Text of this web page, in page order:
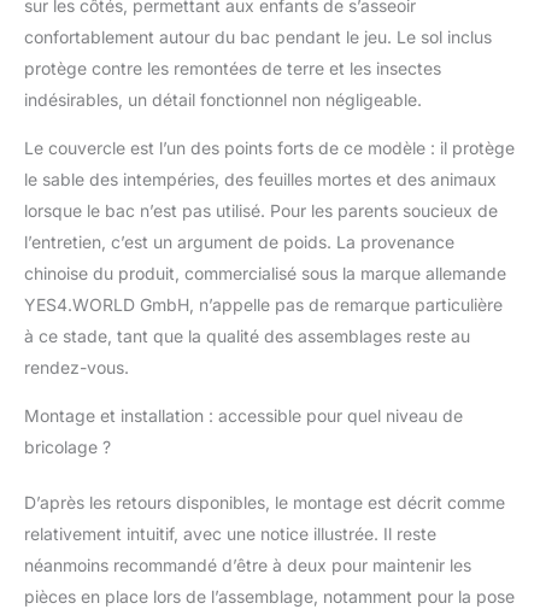
textile cousue à la main
en tissu de qualité
420D Oxford
poche + protection
épais en non-tissé
contre les mauvaises
herbes (80 gr/m²) + 8
fixations, vissages
charnières solides (6
vis chacune,
galvanisées) PRATIQUE
boulons chacun
rabattent pas vers
l'avant, dimensions
intérieures 117x111x17
cm (l x p x h) = env.
sur les côtés, permettant aux enfants de s’asseoir
confortablement autour du bac pendant le jeu. Le sol inclus
protège contre les remontées de terre et les insectes
indésirables, un détail fonctionnel non négligeable.
Le couvercle est l’un des points forts de ce modèle : il protège
le sable des intempéries, des feuilles mortes et des animaux
lorsque le bac n’est pas utilisé. Pour les parents soucieux de
l’entretien, c’est un argument de poids. La provenance
chinoise du produit, commercialisé sous la marque allemande
YES4.WORLD GmbH, n’appelle pas de remarque particulière
à ce stade, tant que la qualité des assemblages reste au
rendez-vous.
Montage et installation : accessible pour quel niveau de
bricolage ?
D’après les retours disponibles, le montage est décrit comme
relativement intuitif, avec une notice illustrée. Il reste
néanmoins recommandé d’être à deux pour maintenir les
pièces en place lors de l’assemblage, notamment pour la pose